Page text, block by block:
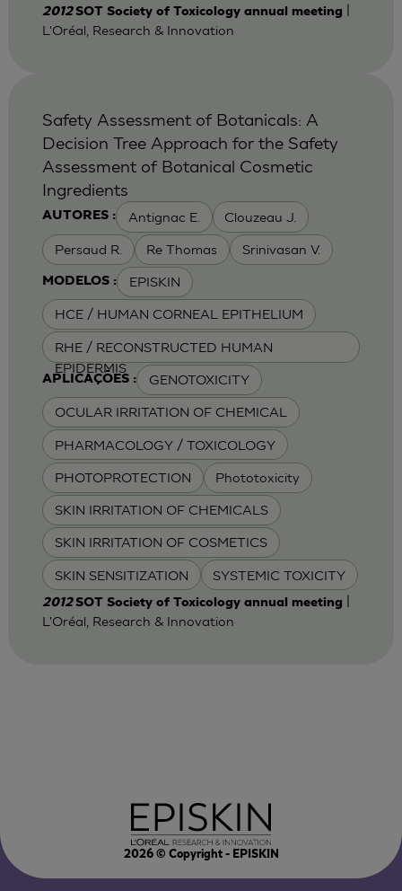
2012SOT Society of Toxicology annual meeting
L'Oréal, Research & Innovation
AUTORES : Antignac E. Clouzeau J.
Persaud R. Re Thomas Srinivasan V.
MODELOS : EPISKIN
HCE / HUMAN CORNEAL EPITHELIUM
RHE / RECONSTRUCTED HUMAN
EPIDERMIS
APLICAÇÕES : GENOTOXICITY
OCULAR IRRITATION OF CHEMICAL
PHARMACOLOGY / TOXICOLOGY
PHOTOPROTECTION Phototoxicity
SKIN IRRITATION OF CHEMICALS
SKIN IRRITATION OF COSMETICS
SKIN SENSITIZATION SYSTEMIC TOXICITY
Safety Assessment of Botanicals: A
Decision Tree Approach for the Safety
Assessment of Botanical Cosmetic
Ingredients
2012SOT Society of Toxicology annual meeting
L'Oréal, Research & Innovation
2026© Copyright - EPISKIN